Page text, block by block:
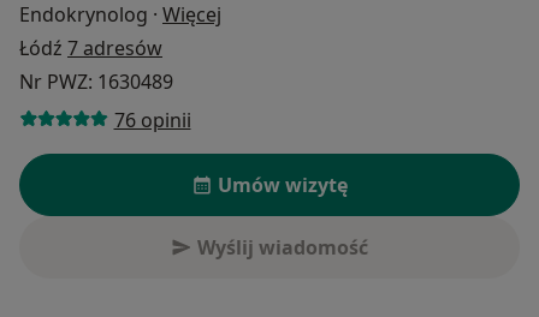
Endokrynolog · Więcej
Łódź 7 adresów
Nr PWZ: 1630489
76 opinii
Umów wizytę
Wyślij wiadomość